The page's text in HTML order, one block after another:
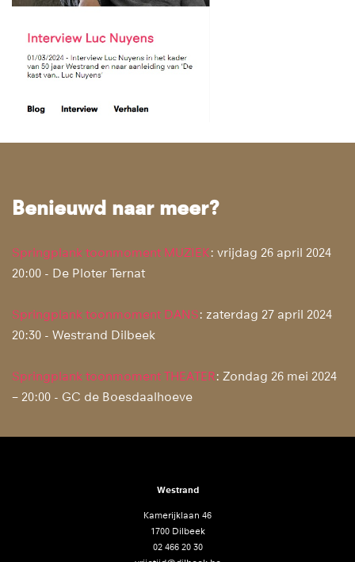
Benieuwd naar meer?
Springplank toonmoment MUZIEK: vrijdag 26 april 2024
20:00 - De Ploter Ternat
Springplank toonmoment DANS: zaterdag 27 april 2024
20:30 - Westrand Dilbeek
Springplank toonmoment THEATER: Zondag 26 mei 2024
– 20:00 - GC de Boesdaalhoeve
Westrand
Kamerijklaan 46
1700 Dilbeek
02 466 20 30